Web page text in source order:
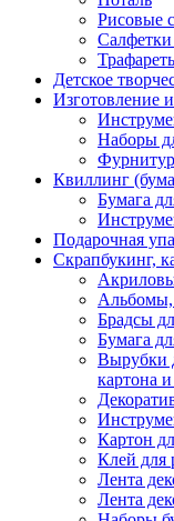
Рисовые
Салфетки
Детское
Изготовление
Наборы
Квиллинг
Бумага
Подарочная
Скрапбукинг,
Альбомы,
Брадсы
Бумага
Вырубки
картона
Картон
Клей для
Лента
Лента